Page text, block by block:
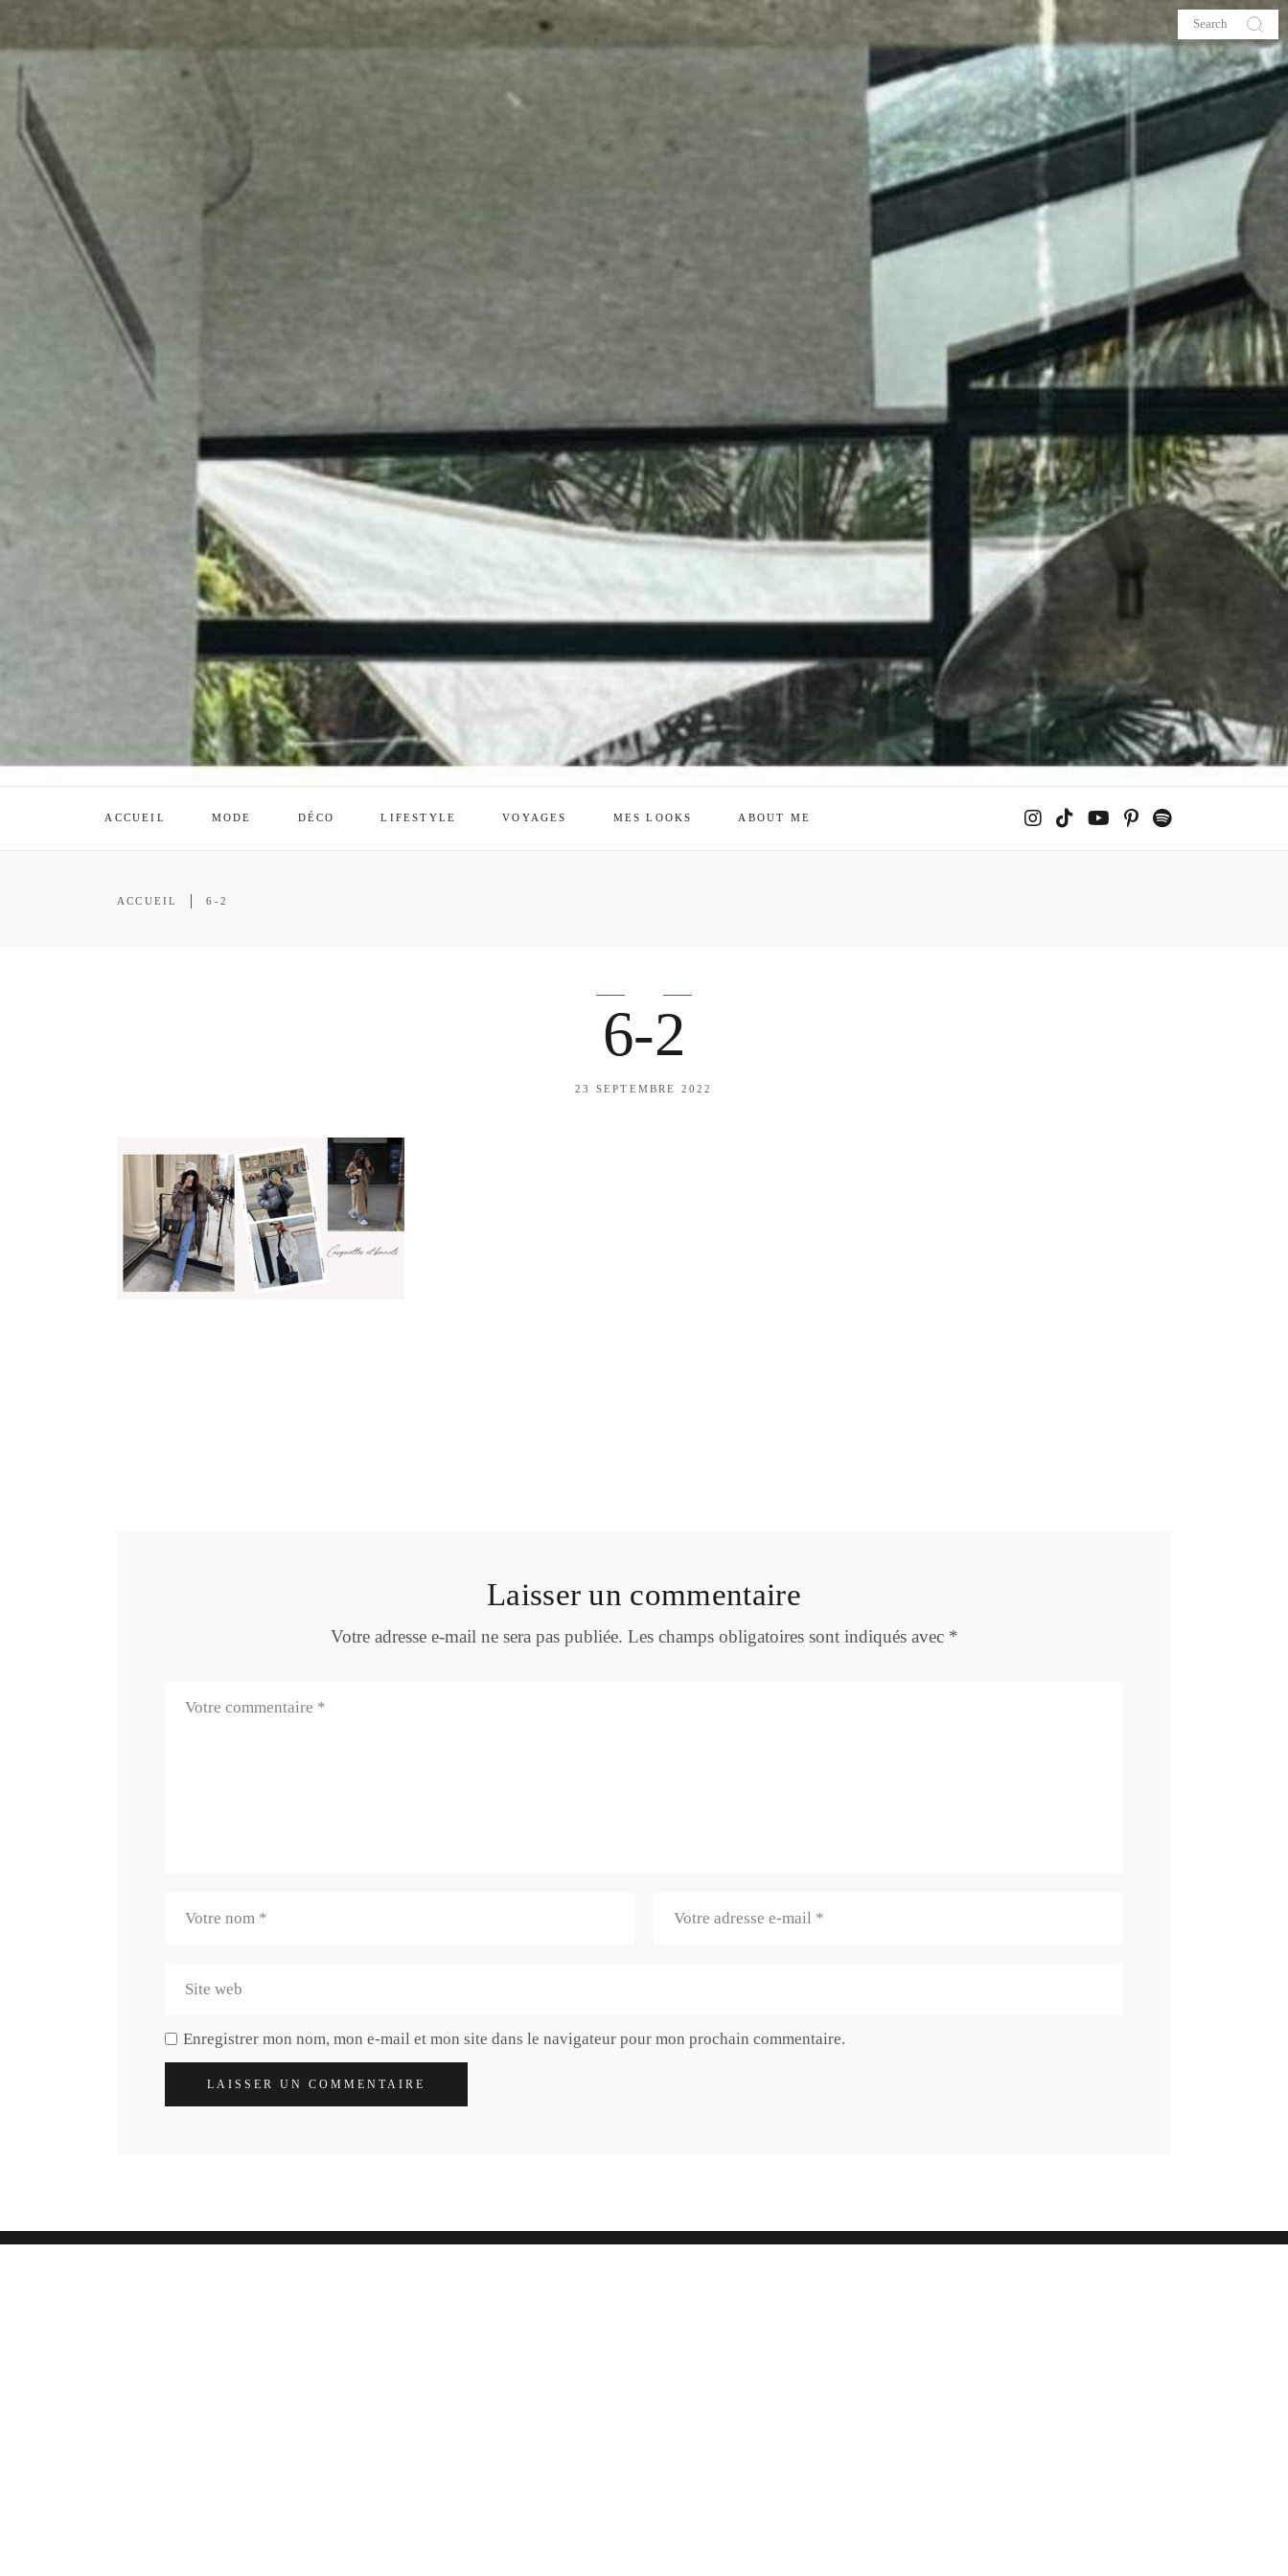
ACCUEIL MODE DÉCO LIFESTYLE VOYAGES MES LOOKS ABOUT ME
amazon shop
About me
Galehia
Voilà Beauté
ACCUEIL 6-2
6-2
23 SEPTEMBRE 2022
Laisser un commentaire
Votre adresse e-mail ne sera pas publiée. Les champs obligatoires sont indiqués avec *
Enregistrer mon nom, mon e-mail et mon site dans le navigateur pour mon prochain commentaire.
LAISSER UN COMMENTAIRE